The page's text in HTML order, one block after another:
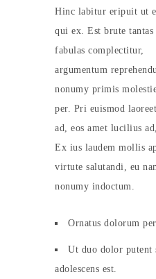
Hinc labitur eripuit ut
qui ex. Est brute
fabulas complectitur,
argumentum
nonumy primis
per. Pri euismod
ad, eos amet lucilius
Ex ius laudem mollis
virtute salutandi, eu
nonumy indoctum.
Ornatus dolorum
Ut duo dolor putent
adolescens est.